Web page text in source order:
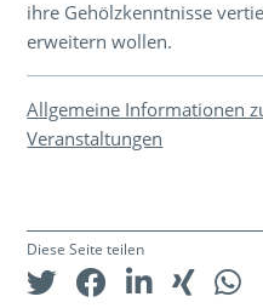
ihre Gehölzkenntnisse
erweitern wollen.
Allgemeine Informationen
Veranstaltungen
Diese Seite teilen